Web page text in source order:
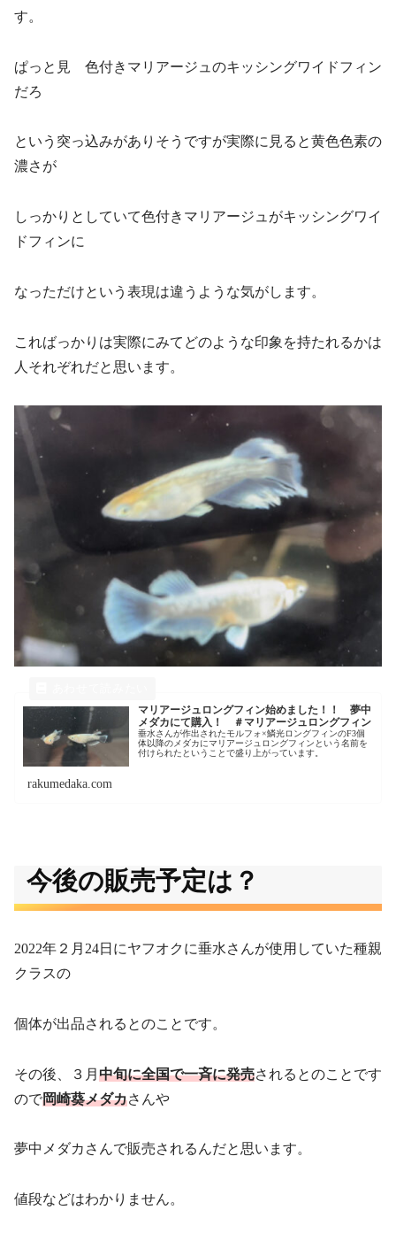
す。
ぱっと見 色付きマリアージュのキッシングワイドフィン
だろ
という突っ込みがありそうですが実際に見ると黄色色素の
濃さが
しっかりとしていて色付きマリアージュがキッシングワイ
ドフィンに
なっただけという表現は違うような気がします。
こればっかりは実際にみてどのような印象を持たれるかは
人それぞれだと思います。
マリアージュロングフィン始めました！！ 夢中
メダカにて購入！ ＃マリアージュロングフィン
垂水さんが作出されたモルフォ×鱗光ロングフィンのF3個
体以降のメダカにマリアージュロングフィンという名前を
付けられたということで盛り上がっています。
rakumedaka.com
今後の販売予定は？
2022年２月24日にヤフオクに垂水さんが使用していた種親
クラスの
個体が出品されるとのことです。
その後、３月 中旬に全国で一斉に発売されるとのことです
ので岡崎葵メダカさんや
夢中メダカさんで販売されるんだと思います。
値段などはわかりません。